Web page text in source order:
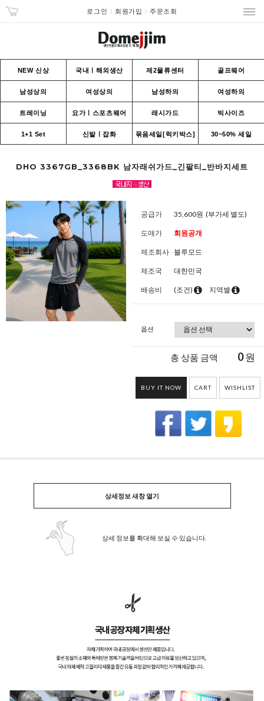
로그인 회원가입 주문조회
NEW 신상 국내ㅣ해외생산 제2물류센터 골프웨어
남성상의 여성상의 남성하의 여성하의
트레이닝 요가ㅣ스포츠웨어 래시가드 빅사이즈
1+1 Set 신발ㅣ잡화 묶음세일[럭키박스] 30~50% 세일
DHO 3367GB_3368BK 남자래쉬가드_긴팔티_반바지세트
공급가 35,600원 (부가세 별도)
도매가 회원공개
제조회사 블루모드
제조국 대한민국
배송비 (조건) 지역별
옵션
총 상품 금액 0원
BUY IT NOW CART WISHLIST
상세정보 새창 열기
상세 정보를 확대해 보실 수 있습니다.